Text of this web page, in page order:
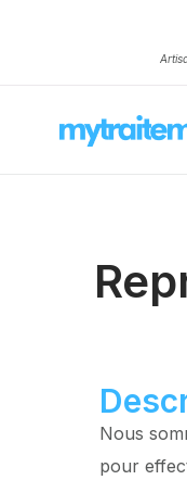
Nous
pour